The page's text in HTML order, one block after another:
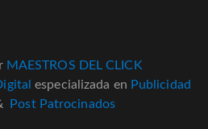
MAESTROS DEL CLICK
especializada en Publicidad
Post Patrocinados